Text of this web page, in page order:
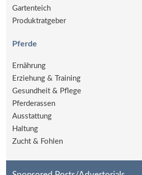
Gartenteich
Produktratgeber
Pferde
Ernährung
Erziehung & Training
Gesundheit & Pflege
Pferderassen
Ausstattung
Haltung
Zucht & Fohlen